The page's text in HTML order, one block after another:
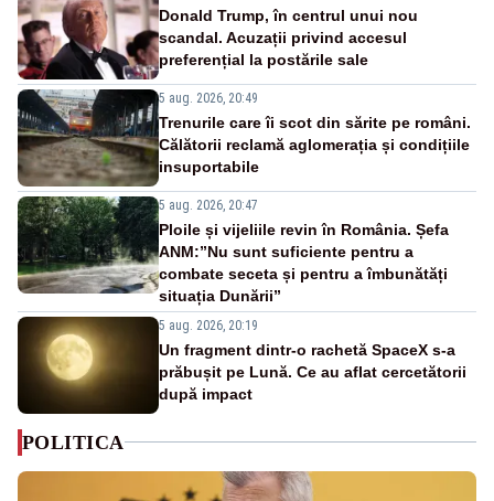
Donald Trump, în centrul unui nou
scandal. Acuzații privind accesul
preferențial la postările sale
5 aug. 2026, 20:49
Trenurile care îi scot din sărite pe români.
Călătorii reclamă aglomerația și condițiile
insuportabile
5 aug. 2026, 20:47
Ploile și vijeliile revin în România. Șefa
ANM:”Nu sunt suficiente pentru a
combate seceta și pentru a îmbunătăți
situația Dunării”
5 aug. 2026, 20:19
Un fragment dintr-o rachetă SpaceX s-a
prăbușit pe Lună. Ce au aflat cercetătorii
după impact
POLITICA